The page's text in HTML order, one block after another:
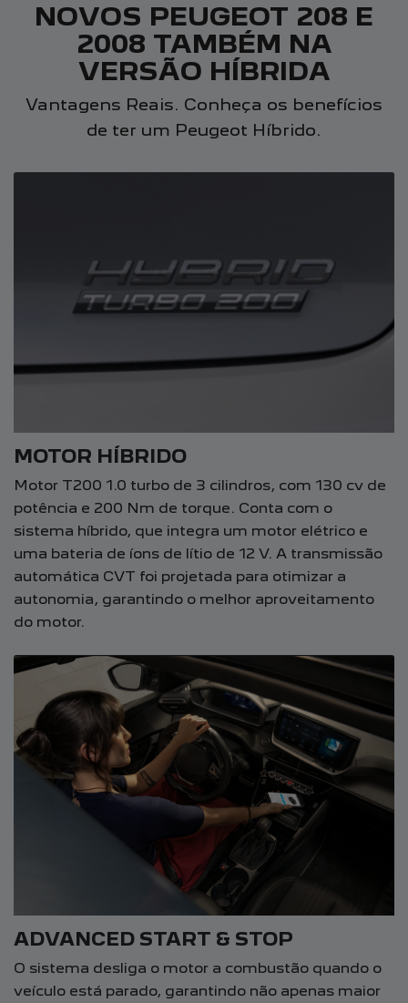
NOVOS PEUGEOT 208 E
2008 TAMBÉM NA
VERSÃO HÍBRIDA
Vantagens Reais. Conheça os benefícios
de ter um Peugeot Híbrido.
MOTOR HÍBRIDO
Motor T200 1.0 turbo de 3 cilindros, com 130 cv de
potência e 200 Nm de torque. Conta com o
sistema híbrido, que integra um motor elétrico e
uma bateria de íons de lítio de 12 V. A transmissão
automática CVT foi projetada para otimizar a
autonomia, garantindo o melhor aproveitamento
do motor.
ADVANCED START & STOP
O sistema desliga o motor a combustão quando o
veículo está parado, garantindo não apenas maior